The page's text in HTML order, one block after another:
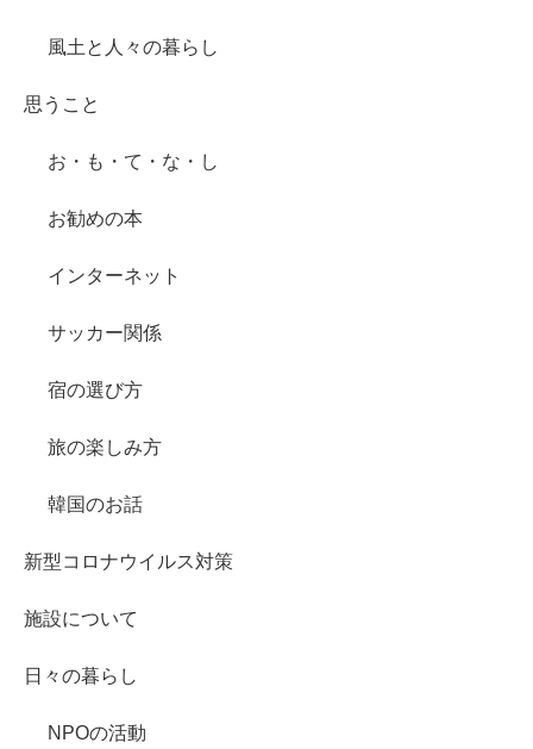
風土と人々の暮らし
思うこと
お・も・て・な・し
お勧めの本
インターネット
サッカー関係
宿の選び方
旅の楽しみ方
韓国のお話
新型コロナウイルス対策
施設について
日々の暮らし
NPOの活動